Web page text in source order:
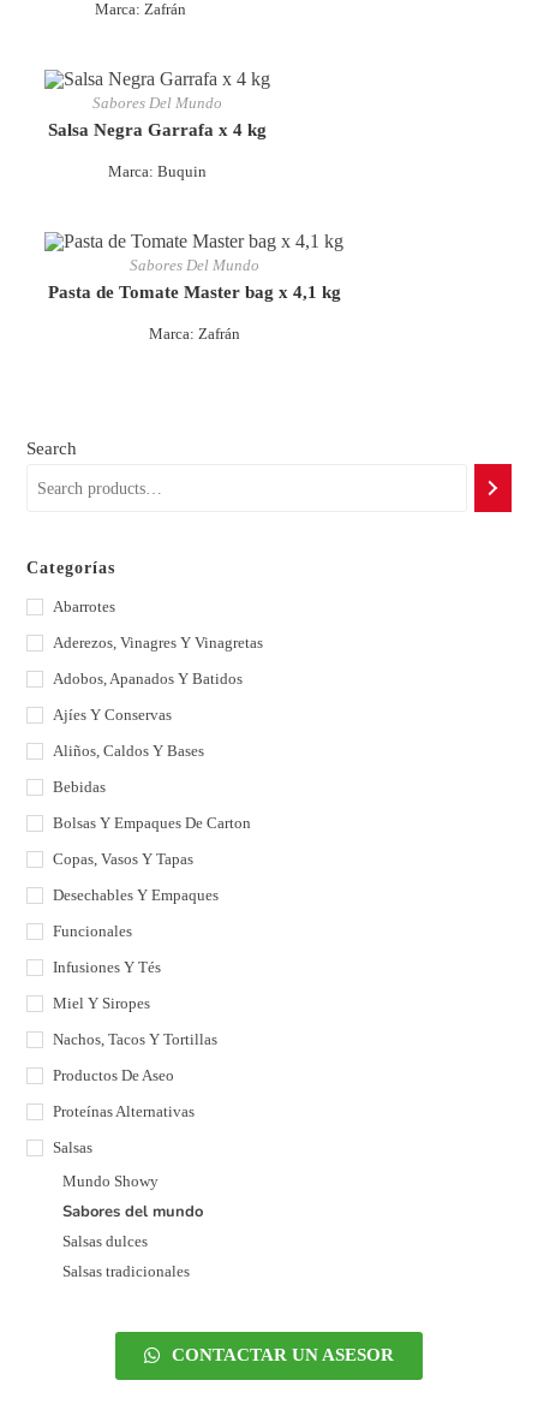
Marca: Zafrán
Marca: Buquin
Sabores Del Mundo
Salsa Negra Garrafa x 4 kg
Marca: Zafrán
Sabores Del Mundo
Pasta de Tomate Master bag x 4,1 kg
Search
Categorías
Abarrotes
Aderezos, Vinagres Y Vinagretas
Adobos, Apanados Y Batidos
Ajíes Y Conservas
Aliños, Caldos Y Bases
Bebidas
Bolsas Y Empaques De Carton
Copas, Vasos Y Tapas
Desechables Y Empaques
Funcionales
Infusiones Y Tés
Miel Y Siropes
Nachos, Tacos Y Tortillas
Productos De Aseo
Proteínas Alternativas
Salsas
Mundo Showy
Sabores del mundo
Salsas dulces
Salsas tradicionales
CONTACTAR UN ASESOR